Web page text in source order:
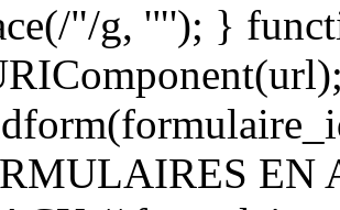
"/g, '"'); }
EN